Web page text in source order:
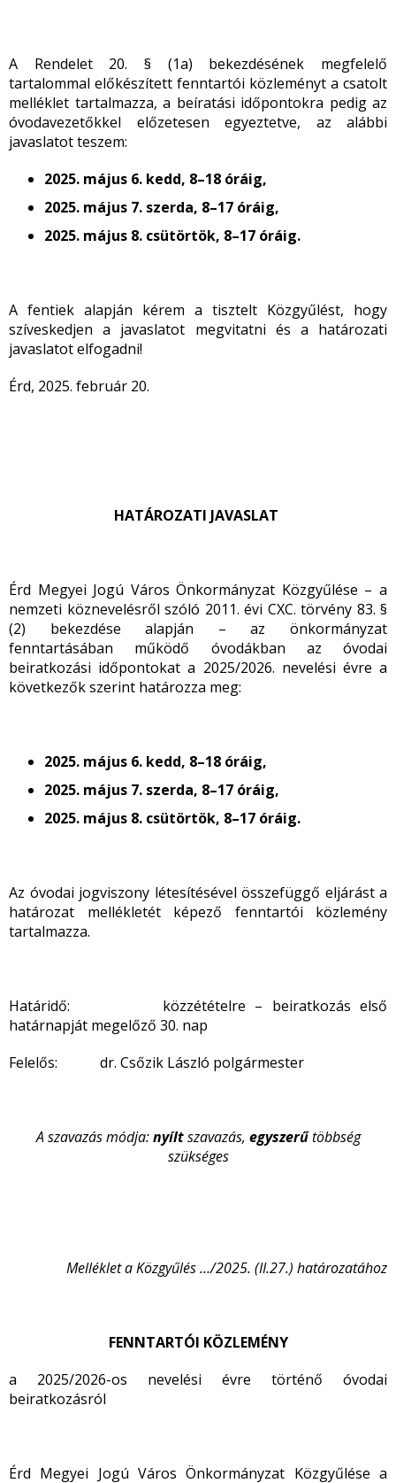
A Rendelet 20. § (1a) bekezdésének megfelelő
tartalommal előkészített fenntartói közleményt a csatolt
melléklet tartalmazza, a beíratási időpontokra pedig az
óvodavezetőkkel előzetesen egyeztetve, az alábbi
javaslatot teszem:
2025. május 6. kedd, 8–18 óráig,
2025. május 7. szerda, 8–17 óráig,
2025. május 8. csütörtök, 8–17 óráig.
A fentiek alapján kérem a tisztelt Közgyűlést, hogy
szíveskedjen a javaslatot megvitatni és a határozati
javaslatot elfogadni!
Érd, 2025. február 20.
HATÁROZATI JAVASLAT
Érd Megyei Jogú Város Önkormányzat Közgyűlése – a
nemzeti köznevelésről szóló 2011. évi CXC. törvény 83. §
(2) bekezdése alapján – az önkormányzat
fenntartásában működő óvodákban az óvodai
beiratkozási időpontokat a 2025/2026. nevelési évre a
következők szerint határozza meg:
2025. május 6. kedd, 8–18 óráig,
2025. május 7. szerda, 8–17 óráig,
2025. május 8. csütörtök, 8–17 óráig.
Az óvodai jogviszony létesítésével összefüggő eljárást a
határozat mellékletét képező fenntartói közlemény
tartalmazza.
Határidő: közzétételre – beiratkozás első
határnapját megelőző 30. nap
Felelős: dr. Csőzik László polgármester
A szavazás módja:nyíltszavazás, egyszerűtöbbség
szükséges
Melléklet a Közgyűlés …/2025. (II.27.) határozatához
FENNTARTÓI KÖZLEMÉNY
a 2025/2026-os nevelési évre történő óvodai
beiratkozásról
Érd Megyei Jogú Város Önkormányzat Közgyűlése a